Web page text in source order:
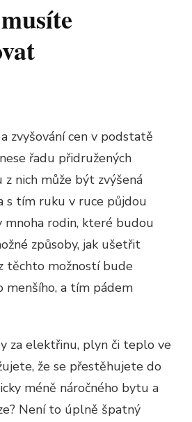
zvyšování cen v podstatě
řadu přidružených
z nich může být zvýšená
s tím ruku v ruce půjdou
mnoha rodin, které budou
způsoby, jak ušetřit
těchto možností bude
menšího, a tím pádem
za elektřinu, plyn či teplo ve
že se přestěhujete do
méně náročného bytu a
Není to úplně špatný